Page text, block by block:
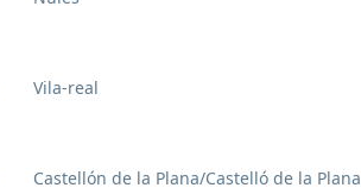
Vila-real
Castellón de la Plana/Castelló de la Plana